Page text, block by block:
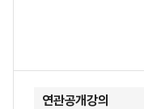
연관공개강의